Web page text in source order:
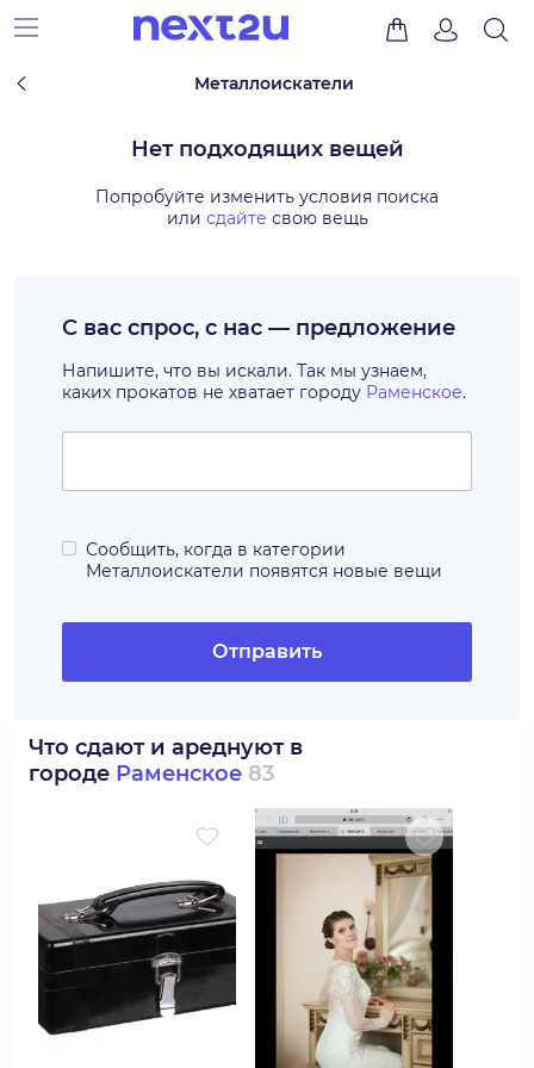
Металлоискатели
Нет подходящих вещей
Попробуйте изменить условия поиска
или сдайте свою вещь
С вас спрос, с нас — предложение
Напишите, что вы искали. Так мы узнаем,
каких прокатов не хватает городу Раменское.
Сообщить, когда в категории
Металлоискатели появятся новые вещи
Отправить
Что сдают и ареднуют в
городе Раменское 83